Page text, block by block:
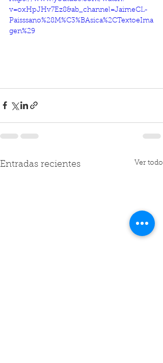
v=oxHpJHv7Ez8&ab_channel=JaimeCL-
Paisssano%28M%C3%BAsica%2CTextoeIma
gen%29
Entradas recientes Ver todo